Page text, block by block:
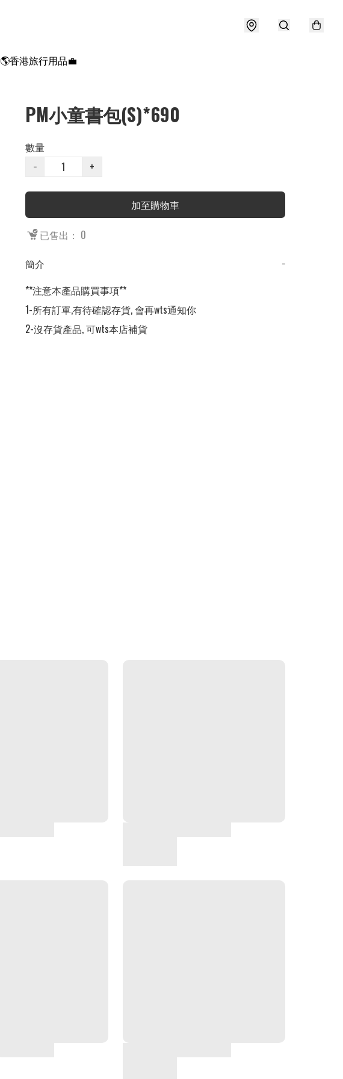
🌎香港旅行用品💼
PM小童書包(S)*690
數量
−
+
加至購物車
已售出： 0
簡介
−
**注意本產品購買事項**
1-所有訂單,有待確認存貨, 會再wts通知你
2-沒存貨產品, 可wts本店補貨